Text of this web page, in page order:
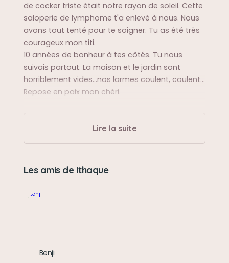
de cocker triste était notre rayon de soleil. Cette
saloperie de lymphome t'a enlevé à nous. Nous
avons tout tenté pour te soigner. Tu as été très
courageux mon titi.
10 années de bonheur à tes côtés. Tu nous
suivais partout. La maison et le jardin sont
horriblement vides...nos larmes coulent, coulent...
Repose en paix mon chéri.
Au bord du canal ou le chemin agricole derrière
Piquer le chiffon à épousseter
Doux, câlin, joueur, gourmand
Lire la suite
Les amis de Ithaque
Benji